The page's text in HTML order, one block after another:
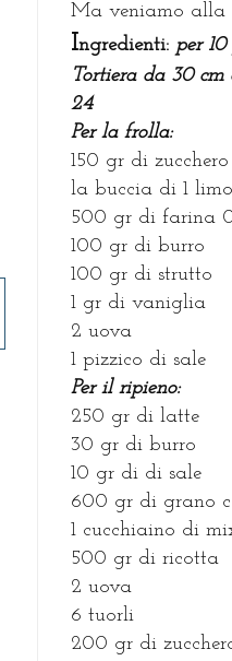
Ma veniamo alla
Ingredienti: per 10
Tortiera da 30
24
Per la frolla:
150 gr di zucchero
la buccia di 1
500 gr di farina
100 gr di burro
100 gr di strutto
1 gr di vaniglia
2 uova
1 pizzico di sale
Per il ripieno:
250 gr di latte
30 gr di burro
10 gr di di sale
600 gr di grano
1 cucchiaino di
500 gr di ricotta
2 uova
6 tuorli
200 gr di